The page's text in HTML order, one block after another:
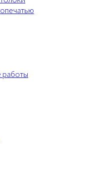
работы